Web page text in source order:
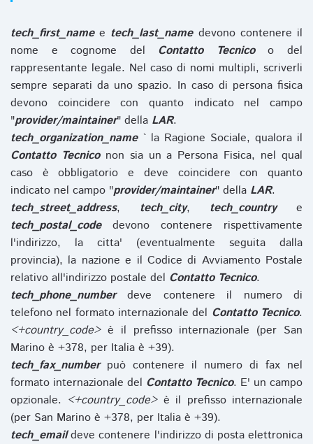
tech_first_namee tech_last_namedevono contenere il
nome e cognome del Contatto Tecnicoo del
rappresentante legale. Nel caso di nomi multipli, scriverli
sempre separati da uno spazio. In caso di persona fisica
devono coincidere con quanto indicato nel campo
"provider/maintainer" della LAR.
tech_organization_name` la Ragione Sociale, qualora il
Contatto Tecniconon sia un a Persona Fisica, nel qual
caso è obbligatorio e deve coincidere con quanto
indicato nel campo "provider/maintainer" della LAR.
tech_street_address, tech_city, tech_countrye
tech_postal_codedevono contenere rispettivamente
l'indirizzo, la citta' (eventualmente seguita dalla
provincia), la nazione e il Codice di Avviamento Postale
relativo all'indirizzo postale del Contatto Tecnico.
tech_phone_numberdeve contenere il numero di
telefono nel formato internazionale del Contatto Tecnico.
<+country_code>è il prefisso internazionale (per San
Marino è +378, per Italia è +39).
tech_fax_numberpuò contenere il numero di fax nel
formato internazionale del Contatto Tecnico. E' un campo
opzionale. <+country_code>è il prefisso internazionale
(per San Marino è +378, per Italia è +39).
tech_emaildeve contenere l'indirizzo di posta elettronica